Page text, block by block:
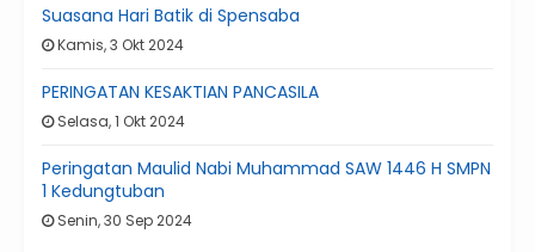
Suasana Hari Batik di Spensaba
Kamis, 3 Okt 2024
PERINGATAN KESAKTIAN PANCASILA
Selasa, 1 Okt 2024
Peringatan Maulid Nabi Muhammad SAW 1446 H SMPN
1 Kedungtuban
Senin, 30 Sep 2024